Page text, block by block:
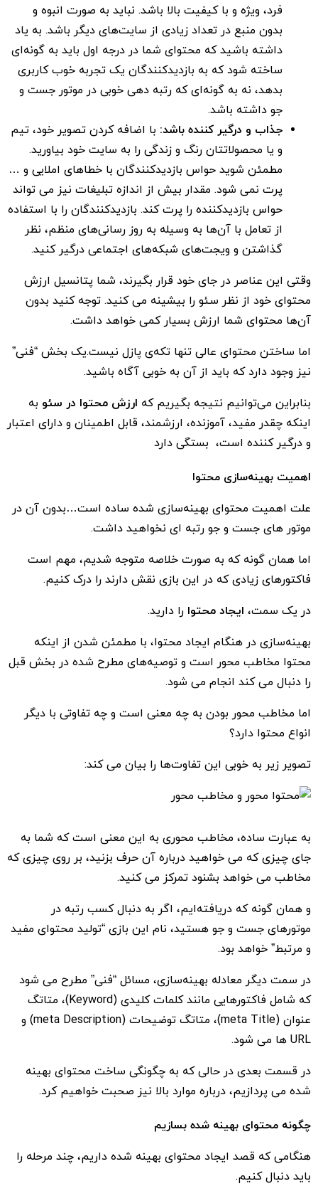
فرد، ویژه و با کیفیت بالا باشد. نباید به صورت انبوه و
بدون منبع در تعداد زیادی از سایت‌های دیگر باشد. به یاد
داشته باشید که محتوای شما در درجه اول باید به گونه‌ای
ساخته شود که به بازدیدکنندگان یک تجربه خوب کاربری
بدهد، نه به گونه‌ای که رتبه‌ دهی خوبی در موتور جست و
جو داشته باشد.
جذاب و درگیر کننده باشد: با اضافه کردن تصویر خود، تیم
و یا محصولاتتان رنگ و زندگی را به سایت خود بیاورید.
مطمئن شوید حواس بازدیدکنندگان با خطاهای املایی و …
پرت نمی شود. مقدار بیش از اندازه تبلیغات نیز می تواند
حواس بازدیدکننده را پرت کند. بازدیدکنندگان را با استفاده
از تعامل با آن‌ها به وسیله به روز رسانی‌های منظم، نظر
گذاشتن و ویجت‌های شبکه‌های اجتماعی درگیر کنید.
وقتی این عناصر در جای خود قرار بگیرند، شما پتانسیل ارزش
محتوای خود از نظر سئو را بیشینه می کنید. توجه کنید بدون
آن‌ها محتوای شما ارزش بسیار کمی خواهد داشت.
اما ساختن محتوای عالی تنها تکه‌ی پازل نیست.یک بخش “فنی”
نیز وجود دارد که باید از آن به خوبی آگاه باشید.
بنابراین می‌توانیم نتیجه بگیریم که ارزش محتوا در سئو به
اینکه چقدر مفید، آموزنده، ارزشمند، قابل اطمینان و دارای اعتبار
و درگیر کننده است، بستگی دارد
اهمیت بهینه‌سازی محتوا
علت اهمیت محتوای بهینه‌سازی شده ساده است…بدون آن در
موتور های جست و جو رتبه ای نخواهید داشت.
اما همان گونه که به صورت خلاصه متوجه شدیم، مهم است
فاکتورهای زیادی که در این بازی نقش دارند را درک کنیم.
در یک سمت، ایجاد محتوا را دارید.
بهینه‌سازی در هنگام ایجاد محتوا، با مطمئن شدن از اینکه
محتوا مخاطب محور است و توصیه‌های مطرح شده در بخش قبل
را دنبال می کند انجام می شود.
اما مخاطب محور بودن به چه معنی است و چه تفاوتی با دیگر
انواع محتوا دارد؟
تصویر زیر به خوبی این تفاوت‌ها را بیان می کند:
به عبارت ساده، مخاطب محوری به این معنی است که شما به
جای چیزی که می خواهید درباره آن حرف بزنید، بر روی چیزی که
مخاطب می خواهد بشنود تمرکز می کنید.
و همان گونه که دریافته‌ایم، اگر به دنبال کسب رتبه در
موتورهای جست و جو هستید، نام این بازی “تولید محتوای مفید
و مرتبط” خواهد بود.
در سمت دیگر معادله بهینه‌سازی، مسائل “فنی” مطرح می شود
که شامل فاکتورهایی مانند کلمات کلیدی (Keyword)، متاتگ
عنوان‌ (meta Title)، متاتگ توضیحات (meta Description) و
URL ها می شود.
در قسمت بعدی در حالی که به چگونگی ساخت محتوای بهینه
شده می پردازیم، درباره موارد بالا نیز صحبت خواهیم کرد.
چگونه محتوای بهینه شده بسازیم
هنگامی که قصد ایجاد محتوای بهینه شده داریم، چند مرحله را
باید دنبال کنیم.